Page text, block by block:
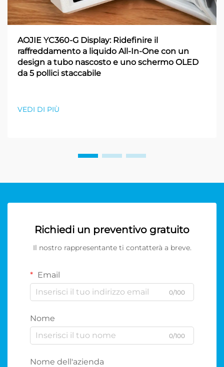
AOJIE YC360-G Display: Ridefinire il
raffreddamento a liquido All-In-One con un
design a tubo nascosto e uno schermo OLED
da 5 pollici staccabile
VEDI DI PIÙ
Richiedi un preventivo gratuito
Il nostro rappresentante ti contatterà a breve.
Email
0/100
Nome
0/100
Nome dell'azienda